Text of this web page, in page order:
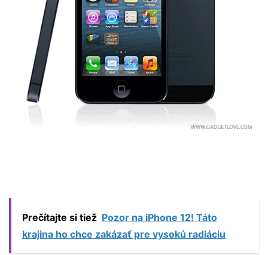
Prečítajte si tiež Pozor na iPhone 12! Táto
krajina ho chce zakázať pre vysokú radiáciu